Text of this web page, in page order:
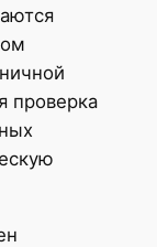
проверка